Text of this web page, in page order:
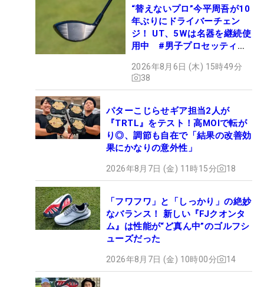
“替えないプロ”今平周吾が10
年ぶりにドライバーチェン
ジ！ UT、5Wは名器を継続使
用中 #男子プロセッティン
2026年8月6日 (木) 15時49分
38
パターこじらせギア担当2人が
『TRTL』をテスト！高MOIで転が
り◎、調節も自在で「結果の改善効
果にかなりの意外性」
2026年8月7日 (金) 11時15分 18
「フワフワ」と「しっかり」の絶妙
なバランス！ 新しい『FJクオンタ
ム』は性能が“ど真ん中”のゴルフシ
ューズだった
2026年8月7日 (金) 10時00分 14